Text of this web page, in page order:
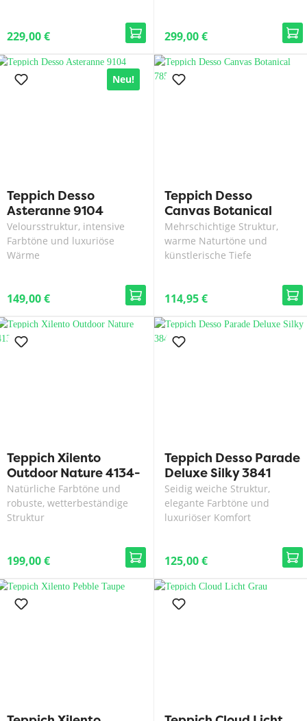
229,00 € 299,00 €
Neu!
Teppich Desso
Asteranne 9104
Veloursstruktur, intensive
Farbtöne und luxuriöse
Wärme
149,00 €
Teppich Desso
Canvas Botanical
7851
Mehrschichtige Struktur,
warme Naturtöne und
künstlerische Tiefe
114,95 €
Teppich Xilento
Outdoor Nature 4134-
70
Natürliche Farbtöne und
robuste, wetterbeständige
Struktur
199,00 €
Teppich Desso Parade
Deluxe Silky 3841
Seidig weiche Struktur,
elegante Farbtöne und
luxuriöser Komfort
125,00 €